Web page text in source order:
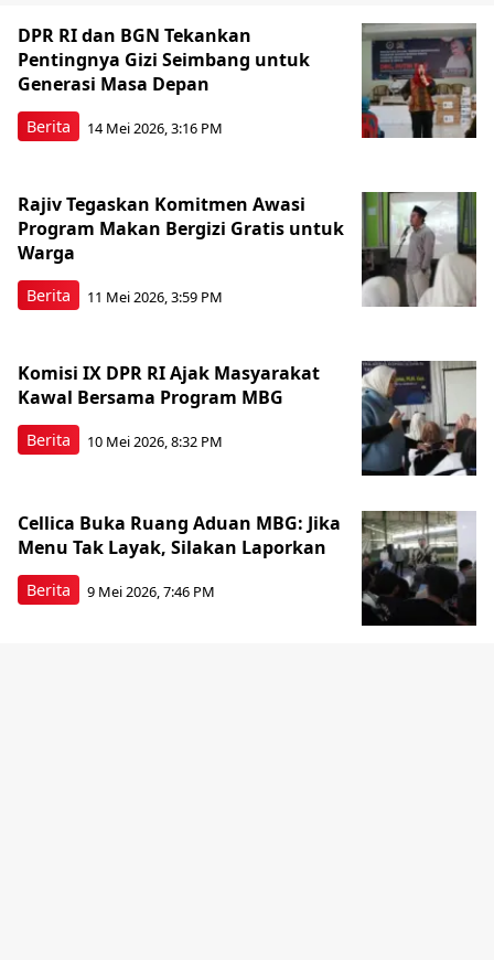
Berita
DPR RI dan BGN Tekankan
Pentingnya Gizi Seimbang untuk
Generasi Masa Depan
14 Mei 2026, 3:16 PM
Berita
Rajiv Tegaskan Komitmen Awasi
Program Makan Bergizi Gratis untuk
Warga
11 Mei 2026, 3:59 PM
Berita
Komisi IX DPR RI Ajak Masyarakat
Kawal Bersama Program MBG
10 Mei 2026, 8:32 PM
Berita
Cellica Buka Ruang Aduan MBG: Jika
Menu Tak Layak, Silakan Laporkan
9 Mei 2026, 7:46 PM